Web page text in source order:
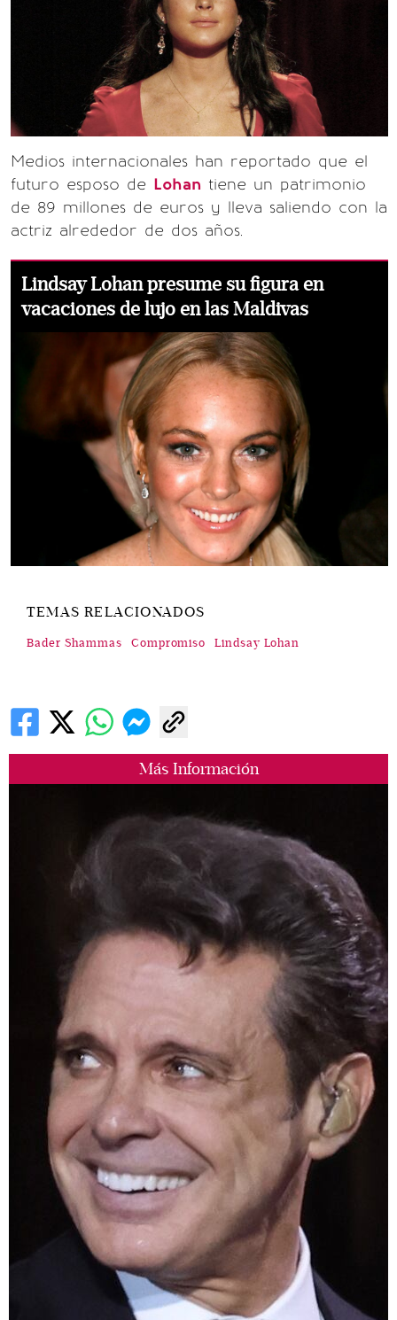
Más Información
Medios internacionales han reportado que el
futuro esposo de Lohan tiene un patrimonio
de 89 millones de euros y lleva saliendo con la
actriz alrededor de dos años.
Lindsay Lohan presume su figura en
vacaciones de lujo en las Maldivas
TEMAS RELACIONADOS
Bader Shammas Compromiso Lindsay Lohan